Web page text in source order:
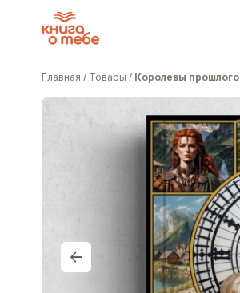
Главная / Товары / Королевы прошлого